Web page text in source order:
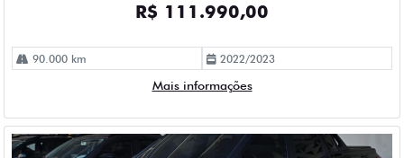
Mais informações